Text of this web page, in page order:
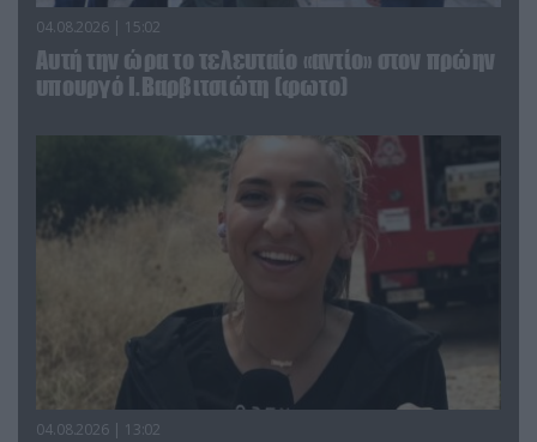
04.08.2026 | 15:02
Αυτή την ώρα το τελευταίο «αντίο» στον πρώην
υπουργό Ι.Βαρβιτσιώτη (φωτο)
04.08.2026 | 13:02